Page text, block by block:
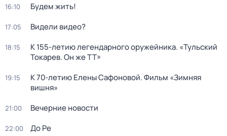
16:10 Будем жить!
17:05 Видели видео?
18:15
К 155-летию легендарного оружейника. «Тульский
Токарев. Он же ТТ»
19:15
К 70-летию Елены Сафоновой. Фильм «Зимняя
вишня»
21:00 Вечерние новости
22:00 До Ре